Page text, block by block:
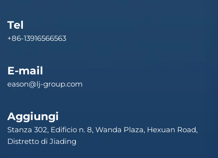
Tel
+86-13916566563
E-mail
eason@lj-group.com
Aggiungi
Stanza 302, Edificio n. 8, Wanda Plaza, Hexuan Road,
Distretto di Jiading